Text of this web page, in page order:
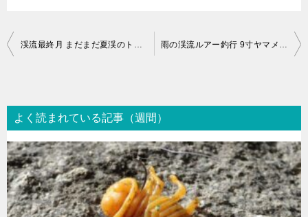
投
ビ
ゲ
ー
シ
ョ
渓流最終月 まだまだ夏渓のトラウトルアーフィッシング 雨の渓流ルアー釣行 9寸ヤマメをキャッチ
よく読まれている記事（週間）